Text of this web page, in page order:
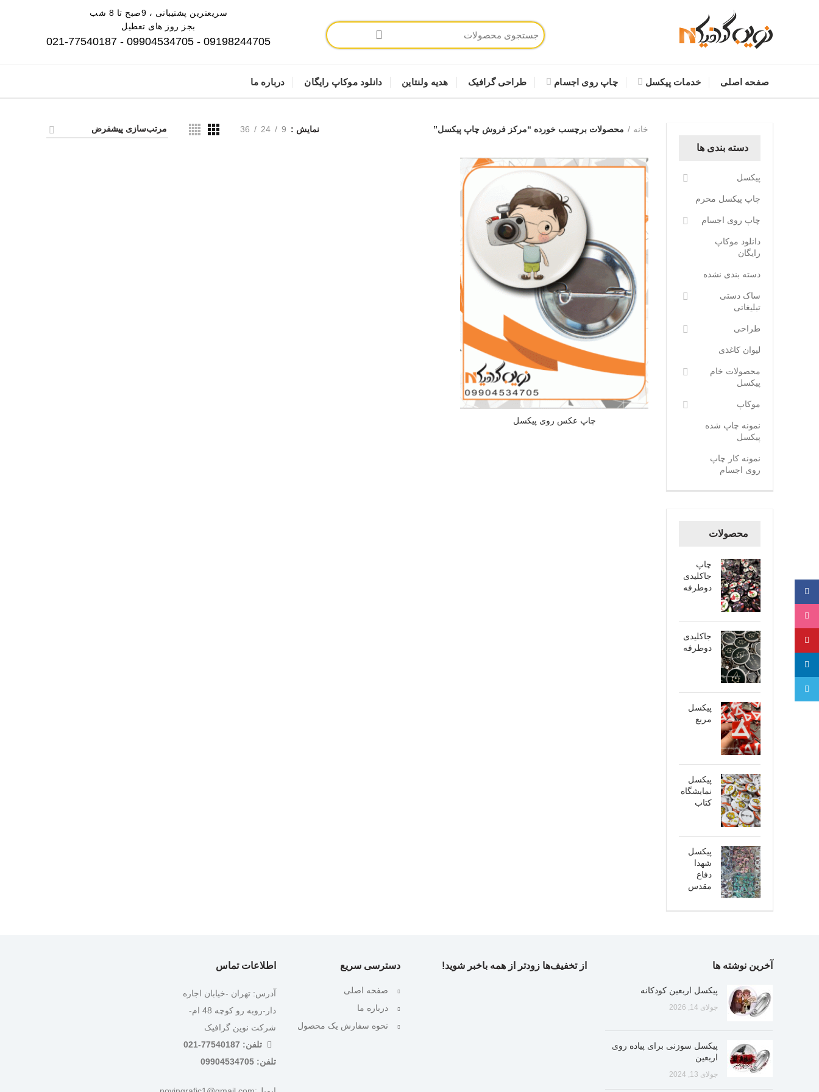
سریعترین پشتیبانی ، 9صبح تا 8 شب
بجز روز های تعطیل
09198244705 - 09904534705 - 021-77540187
صفحه اصلی خدمات پیکسل چاپ روی اجسام طراحی گرافیک هدیه ولنتاین دانلود موکاپ رایگان درباره ما
خانه محصولات برچسب خورده “مرکز فروش چاپ پیکسل” نمایش 9
24
36
چاپ عکس روی پیکسل
دسته بندی ها
پیکسل
چاپ پیکسل محرم
چاپ روی اجسام
دانلود موکاپ
رایگان
دسته بندی نشده
ساک دستی
تبلیغاتی
طراحی
لیوان کاغذی
محصولات خام
پیکسل
موکاپ
نمونه چاپ شده
پیکسل
نمونه کار چاپ
روی اجسام
محصولات
چاپ
جاکلیدی
دوطرفه
جاکلیدی
دوطرفه
پیکسل
مربع
پیکسل
نمایشگاه
کتاب
پیکسل
شهدا
دفاع
مقدس
آخرین نوشته ها
پیکسل اربعین کودکانه
جولای 14, 2026
پیکسل سوزنی برای پیاده روی
اربعین
جولای 13, 2024
از تخفیف‌ها زودتر از همه باخبر شوید! دسترسی سریع
صفحه اصلی
درباره ما
نحوه سفارش یک محصول
اطلاعات تماس
آدرس: تهران -خیابان اجاره
دار-روبه رو کوچه 48 ام-
شرکت نوین گرافیک
تلفن: 77540187-021
تلفن: 09904534705
فیسبوک
اینستاگرام
پینترست
لینکدین
تلگرام